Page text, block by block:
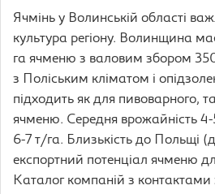
Ячмінь у Волинській області
культура регіону. Волинщина
га ячменю з валовим збором
з Поліським кліматом і
підходить як для пивоварного,
ячменю. Середня врожайність
6-7 т/га. Близькість до Польщі
експортний потенціал ячменю
Каталог компаній з контактами